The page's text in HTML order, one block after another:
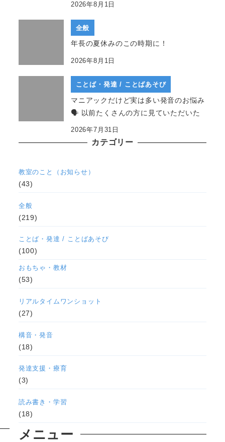
カテゴリー
おもちゃ・教材
(53)
ことば・発達 / ことばあそび
(100)
リアルタイムワンショット
(27)
全般
(219)
教室のこと（お知らせ）
(43)
構音・発音
(18)
発達支援・療育
(3)
読み書き・学習
(18)
2026年8月1日
全般
年長の夏休みのこの時期に！
2026年8月1日
ことば・発達 / ことばあそび
マニアックだけど実は多い発音のお悩み
🗣 以前たくさんの方に見ていただいた
2026年7月31日
メニュー